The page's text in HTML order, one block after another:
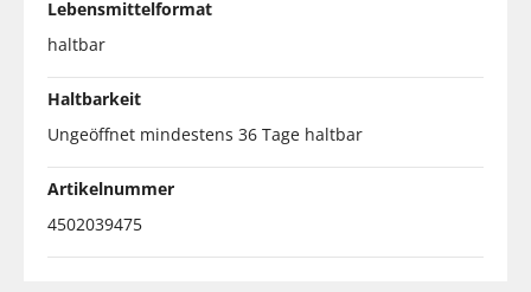
Lebensmittelformat
haltbar
Haltbarkeit
Ungeöffnet mindestens 36 Tage haltbar
Artikelnummer
4502039475